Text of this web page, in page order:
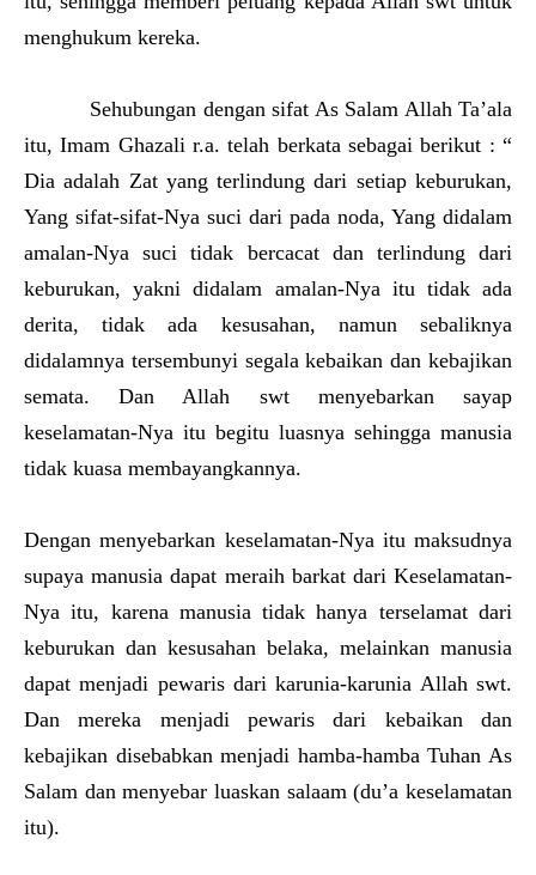
menghukum kereka.
Sehubungan dengan sifat As Salam Allah Ta’ala
itu, Imam Ghazali r.a. telah berkata sebagai berikut : “
Dia adalah Zat yang terlindung dari setiap keburukan,
Yang sifat-sifat-Nya suci dari pada noda, Yang didalam
amalan-Nya suci tidak bercacat dan terlindung dari
keburukan, yakni didalam amalan-Nya itu tidak ada
derita, tidak ada kesusahan, namun sebaliknya
didalamnya tersembunyi segala kebaikan dan kebajikan
semata. Dan Allah swt menyebarkan sayap
keselamatan-Nya itu begitu luasnya sehingga manusia
tidak kuasa membayangkannya.
Dengan menyebarkan keselamatan-Nya itu maksudnya
supaya manusia dapat meraih barkat dari Keselamatan-
Nya itu, karena manusia tidak hanya terselamat dari
keburukan dan kesusahan belaka, melainkan manusia
dapat menjadi pewaris dari karunia-karunia Allah swt.
Dan mereka menjadi pewaris dari kebaikan dan
kebajikan disebabkan menjadi hamba-hamba Tuhan As
Salam dan menyebar luaskan salaam (du’a keselamatan
itu).